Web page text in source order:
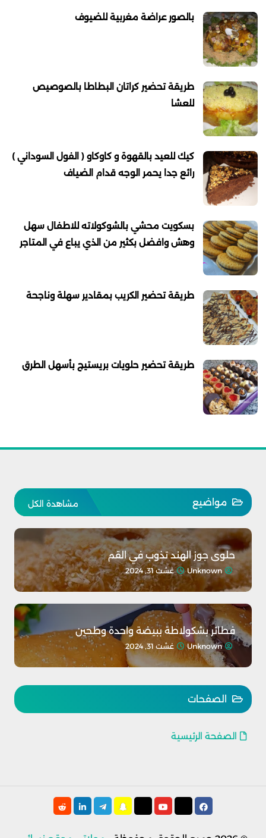
بالصور عراضة مغربية للضيوف
طريقة تحضير كراتان البطاطا بالصوصيص
للعشا
كيك للعيد بالقهوة و كاوكاو ( الفول السوداني )
رائع جدا يحمر الوجه قدام الضياف
بسكويت محشي بالشوكولاته للاطفال سهل
وهش وافضل بكثير من الذي يباع في المتاجر
طريقة تحضير الكريب بمقادير سهلة وناجحة
طريقة تحضير حلويات بريستيج بأسهل الطرق
مشاهدة الكل مواضيع
حلوى جوز الهند تذوب في القم
Unknown غشت 31, 2024
فطائر بشكولاطة ببيضة واحدة وطحين
Unknown غشت 31, 2024
الصفحات
الصفحة الرئيسية